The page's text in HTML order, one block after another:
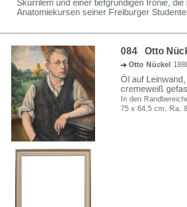
Skurrilem und einer tiefgründigen Ironie,
Anatomiekursen seiner Freiburger
084 Otto
Otto Nückel
Öl auf
cremeweiß
In den
75 x 64,5 cm, Ra.